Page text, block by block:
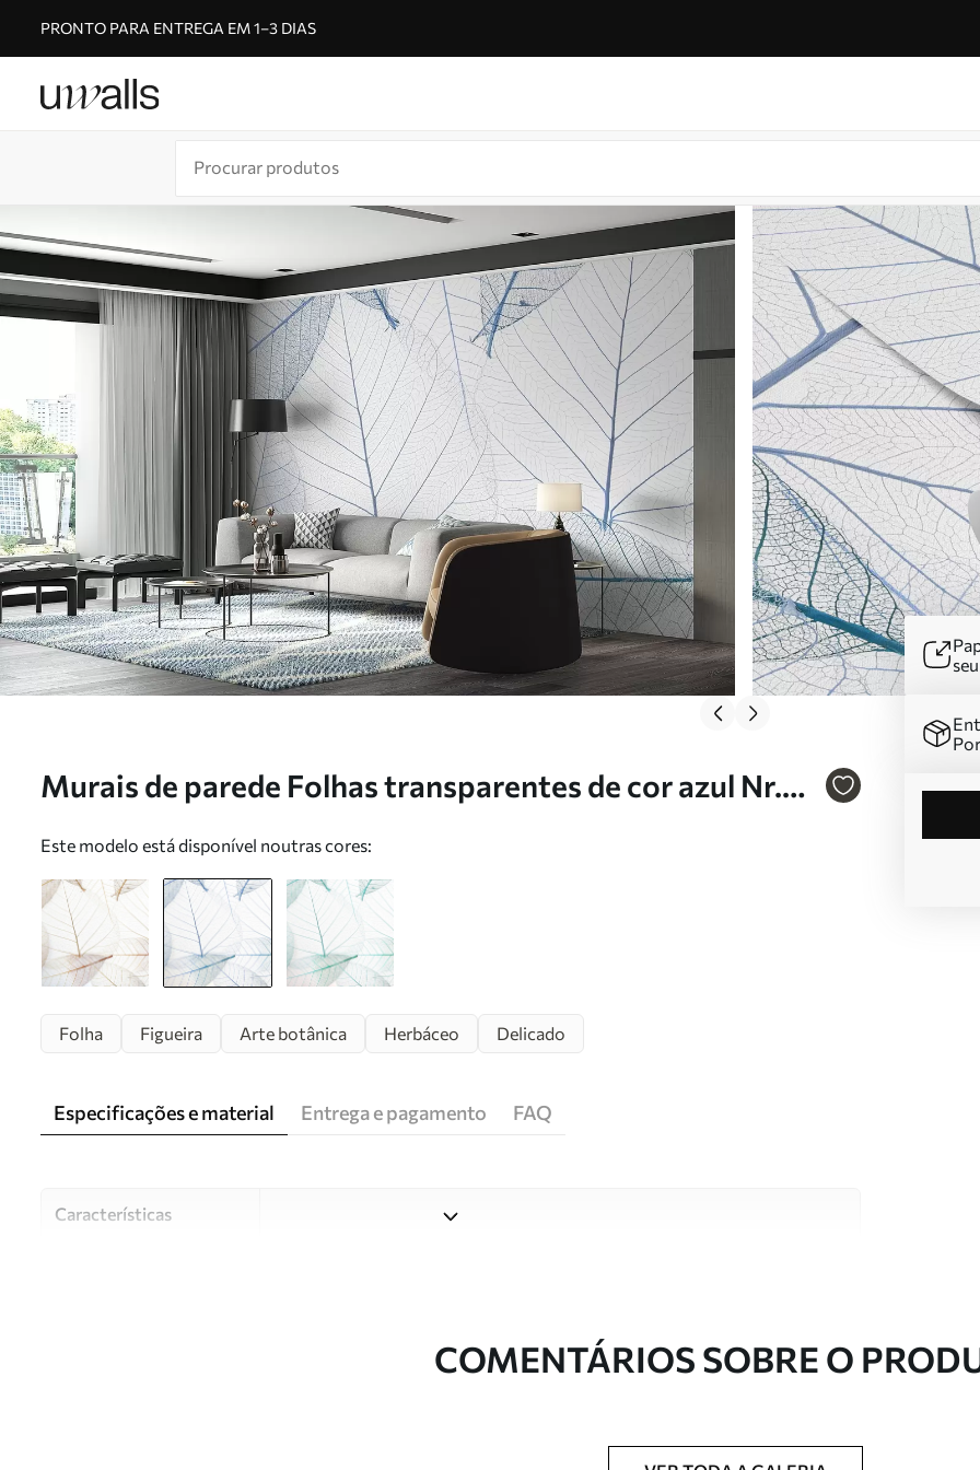
PRONTO PARA ENTREGA EM 1–3 DIAS
Murais de parede Folhas transparentes de cor azul Nr.
Este modelo está disponível noutras cores:
Folha Figueira Arte botânica Herbáceo Delicado
Especificações e material Entrega e pagamento FAQ
Características
Estúdio de design UwallsCOMENTÁRIOS SOBRE O